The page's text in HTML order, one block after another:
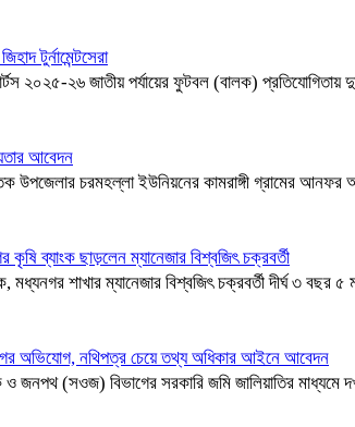
টুর্নামেন্টসেরা
২৬ জাতীয় পর্যায়ের ফুটবল (বালক) প্রতিযোগিতায়
আবেদন
উপজেলার চরমহল্লা ইউনিয়নের কামরাঙ্গী গ্রামের
কৃষি ব্যাংক ছাড়লেন ম্যানেজার বিশ্বজিৎ চক্রবর্তী
মধ্যনগর শাখার ম্যানেজার বিশ্বজিৎ চক্রবর্তী দীর্ঘ ৩ বছর
অভিযোগ, নথিপত্র চেয়ে তথ্য অধিকার আইনে আবেদন
(সওজ) বিভাগের সরকারি জমি জালিয়াতির মাধ্যমে